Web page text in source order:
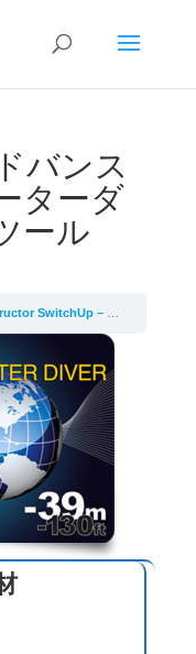
バンス
ターダ
ール
7 – AAD、AOWD、各種スペシャルティコースの教え方